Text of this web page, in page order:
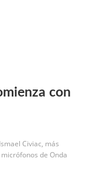
con
Civiac, más
de Onda